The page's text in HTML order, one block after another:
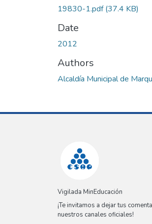
19830-1.pdf(37.4 KB)
Date
2012
Authors
Alcaldía Municipal de
Vigilada MinEducación
¡Te invitamos a dejar tus
nuestros canales oficiales!